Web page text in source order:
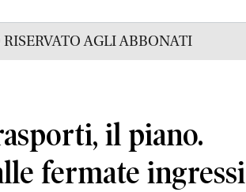
AGLI ABBONATI
il piano.
fermate ingressi